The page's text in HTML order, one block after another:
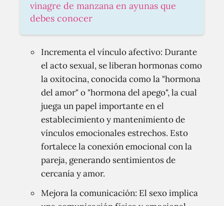
vinagre de manzana en ayunas que
debes conocer
Incrementa el vínculo afectivo: Durante
el acto sexual, se liberan hormonas como
la oxitocina, conocida como la "hormona
del amor" o "hormona del apego", la cual
juega un papel importante en el
establecimiento y mantenimiento de
vínculos emocionales estrechos. Esto
fortalece la conexión emocional con la
pareja, generando sentimientos de
cercanía y amor.
Mejora la comunicación: El sexo implica